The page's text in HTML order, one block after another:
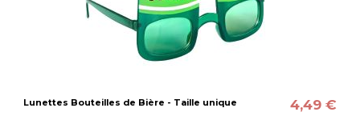
Lunettes Bouteilles de Bière - Taille unique 4,49 €